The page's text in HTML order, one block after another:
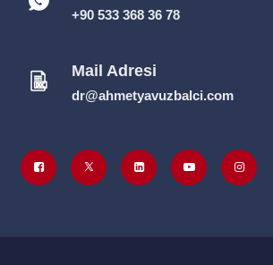
+90 533 368 36 78
Mail Adresi
dr@ahmetyavuzbalci.com